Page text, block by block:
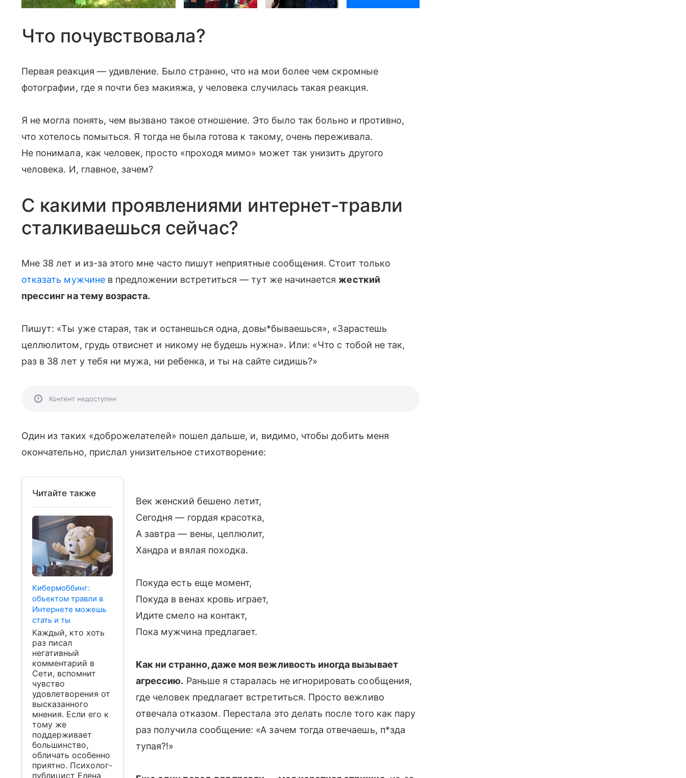
Что почувствовала?
Первая реакция — удивление. Было странно, что на мои более чем скромные
фотографии, где я почти без макияжа, у человека случилась такая реакция.
Я не могла понять, чем вызвано такое отношение. Это было так больно и противно,
что хотелось помыться. Я тогда не была готова к такому, очень переживала.
Не понимала, как человек, просто «проходя мимо» может так унизить другого
человека. И, главное, зачем?
С какими проявлениями интернет-травли
сталкиваешься сейчас?
Мне 38 лет и из-за этого мне часто пишут неприятные сообщения. Стоит только
отказать мужчинев предложении встретиться — тут же начинаетсяжесткий
прессинг на тему возраста.
Пишут: «Ты уже старая, так и останешься одна, довы*бываешься», «Зарастешь
целлюлитом, грудь отвиснет и никому не будешь нужна». Или: «Что с тобой не так,
раз в 38 лет у тебя ни мужа, ни ребенка, и ты на сайте сидишь?»
Контент недоступен
Один из таких «доброжелателей» пошел дальше, и, видимо, чтобы добить меня
окончательно, прислал унизительное стихотворение:
Читайте также
Кибермоббинг:
объектом травли в
Интернете можешь
стать и ты
Каждый, кто хоть
раз писал
негативный
комментарий в
Сети, вспомнит
чувство
удовлетворения от
высказанного
мнения. Если его к
тому же
поддерживает
большинство,
обличать особенно
приятно. Психолог-
публицист Елена
Век женский бешено летит,
Сегодня — гордая красотка,
А завтра — вены, целлюлит,
Хандра и вялая походка.
Покуда есть еще момент,
Покуда в венах кровь играет,
Идите смело на контакт,
Пока мужчина предлагает.
Как ни странно, даже моя вежливость иногда вызывает
агрессию. Раньше я старалась не игнорировать сообщения,
где человек предлагает встретиться. Просто вежливо
отвечала отказом. Перестала это делать после того как пару
раз получила сообщение: «А зачем тогда отвечаешь, п*зда
тупая?!»